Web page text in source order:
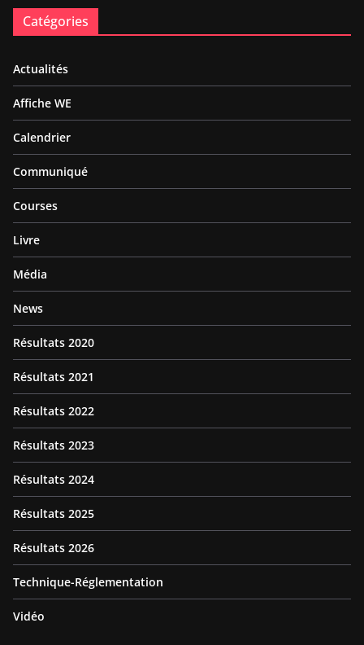
Catégories
Actualités
Affiche WE
Calendrier
Communiqué
Courses
Livre
Média
News
Résultats 2020
Résultats 2021
Résultats 2022
Résultats 2023
Résultats 2024
Résultats 2025
Résultats 2026
Technique-Réglementation
Vidéo